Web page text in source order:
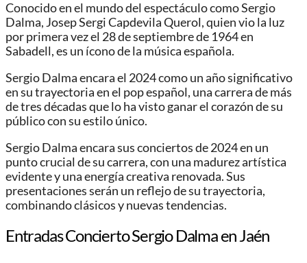
Conocido en el mundo del espectáculo como Sergio
Dalma, Josep Sergi Capdevila Querol, quien vio la luz
por primera vez el 28 de septiembre de 1964 en
Sabadell, es un ícono de la música española.
Sergio Dalma encara el 2024 como un año significativo
en su trayectoria en el pop español, una carrera de más
de tres décadas que lo ha visto ganar el corazón de su
público con su estilo único.
Sergio Dalma encara sus conciertos de 2024 en un
punto crucial de su carrera, con una madurez artística
evidente y una energía creativa renovada. Sus
presentaciones serán un reflejo de su trayectoria,
combinando clásicos y nuevas tendencias.
Entradas Concierto Sergio Dalma en Jaén